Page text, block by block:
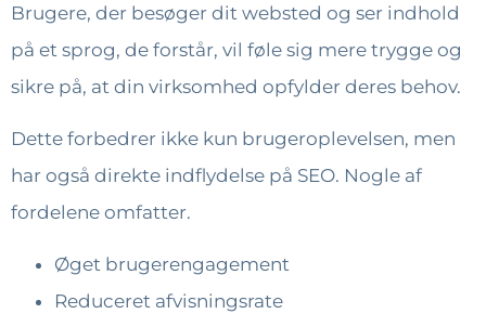
Brugere, der besøger dit websted og ser indhold
på et sprog, de forstår, vil føle sig mere trygge og
sikre på, at din virksomhed opfylder deres behov.
Dette forbedrer ikke kun brugeroplevelsen, men
har også direkte indflydelse på SEO. Nogle af
fordelene omfatter.
Øget brugerengagement
Reduceret afvisningsrate